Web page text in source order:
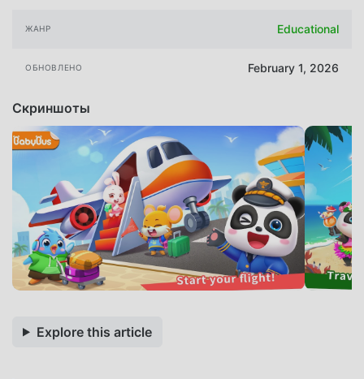
ЖАНР Educational
ОБНОВЛЕНО February 1, 2026
Скриншоты
Explore this article